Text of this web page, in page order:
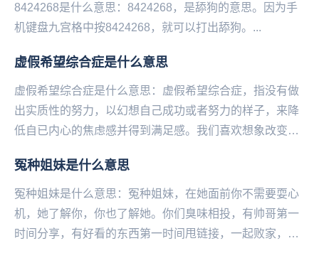
8424268是什么意思：8424268，是舔狗的意思。因为手
机键‌‌‌‌‌‌‌‌‌‌‌‌盘九宫格中按8424268，就可以打出舔狗。...
虚假希望综合症是什么意思
虚假希望综合症是什么意思：虚假希望综合症，指没有做
出实质性的努力，以幻想自己成功或者努力的样子，来降
低自已内心的焦虑感并得到满足感。我们喜欢想象改变后
落...
冤种姐妹是什么意思
冤种姐妹是什么意思：冤种姐妹，在她面前你不需要耍心
机，她了解你，你也了解她。你们臭味相投，有帅哥第一
时间分享，有好看的东西第一时间甩链接，一起败家，有